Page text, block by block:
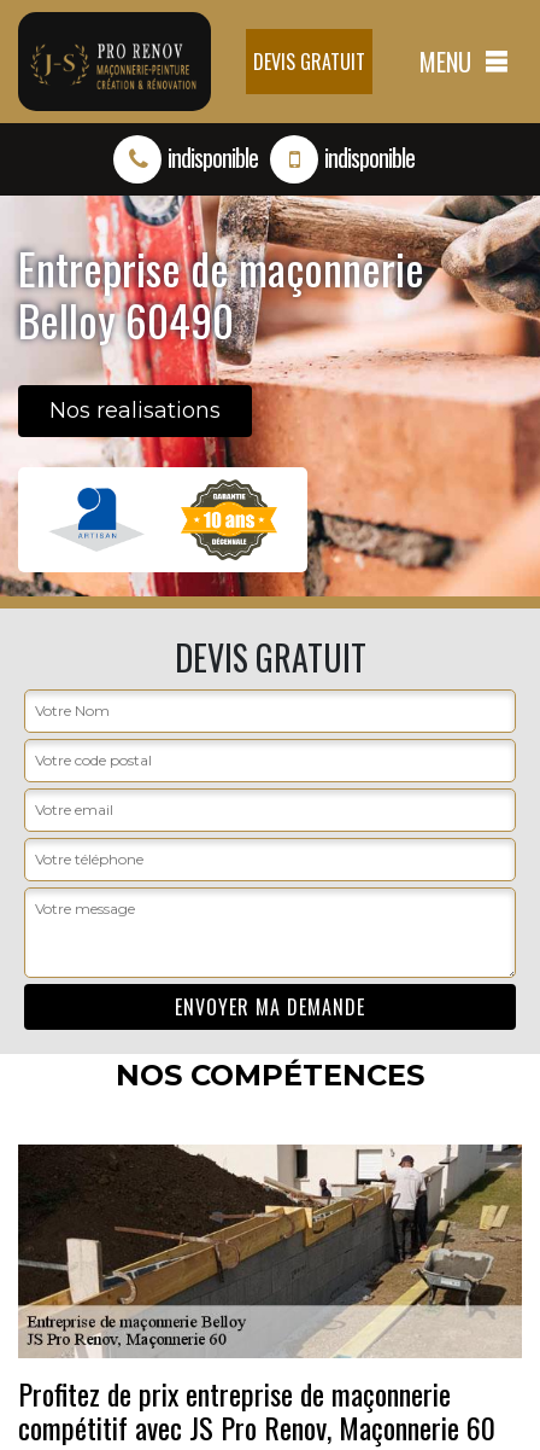
DEVIS GRATUIT MENU
indisponible indisponible
Entreprise de maçonnerie
Belloy 60490
Nos realisations
DEVIS GRATUIT
NOS COMPÉTENCES
Profitez de prix entreprise de maçonnerie
compétitif avec JS Pro Renov, Maçonnerie 60